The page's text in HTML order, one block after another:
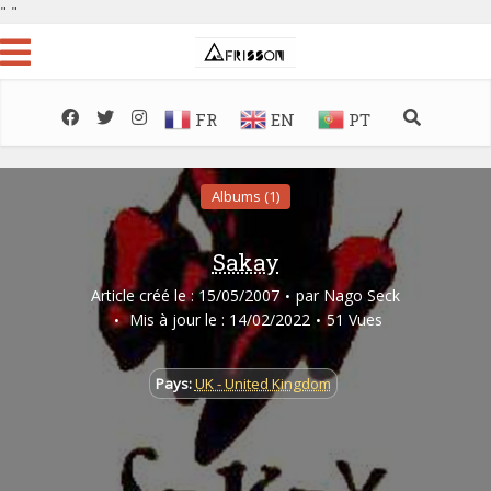
" "
FR EN PT
Albums (1)
Sakay
Article créé le : 15/05/2007 par Nago Seck
Mis à jour le : 14/02/2022
51 Vues
Pays:UK - United Kingdom